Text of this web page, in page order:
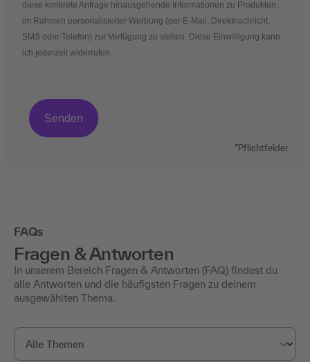
diese konkrete Anfrage hinausgehende Informationen zu Produkten,
im Rahmen personalisierter Werbung (per E-Mail, Direktnachricht,
SMS oder Telefon) zur Verfügung zu stellen. Diese Einwilligung kann
ich jederzeit widerrufen.
*Pflichtfelder
FAQs
Fragen & Antworten
In unserem Bereich Fragen & Antworten (FAQ) findest du
alle Antworten und die häufigsten Fragen zu deinem
ausgewählten Thema.